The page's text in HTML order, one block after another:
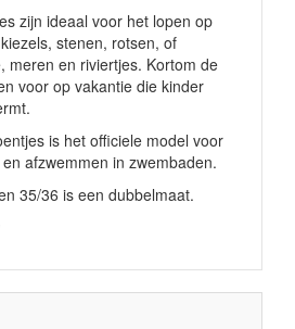
zijn ideaal voor het lopen op
stenen, rotsen, of
meren en riviertjes. Kortom de
voor op vakantie die kinder
is het officiele model voor
afzwemmen in zwembaden.
35/36 is een dubbelmaat.